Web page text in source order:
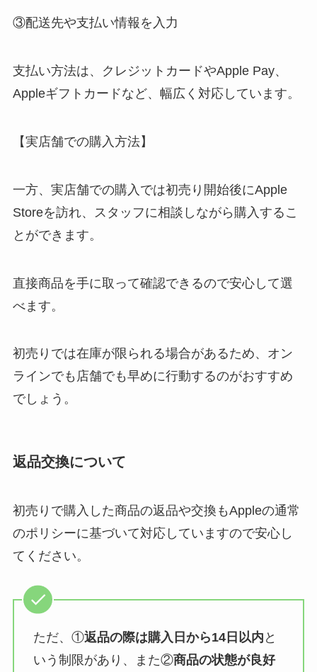
③配送先や支払い情報を入力
支払い方法は、クレジットカードやApple Pay、
Appleギフトカードなど、幅広く対応しています。
【実店舗での購入方法】
一方、実店舗での購入では初売り開始後にApple
Storeを訪れ、スタッフに相談しながら購入するこ
とができます。
直接商品を手に取って確認できるので安心して選
べます。
初売りでは在庫が限られる場合があるため、オン
ラインでも店舗でも早めに行動するのがおすすめ
でしょう。
返品交換について
初売りで購入した商品の返品や交換もAppleの通常
のポリシーに基づいて対応していますので安心し
てください。
ただ、①返品の際は購入日から14日以内 と
いう制限があり、また②商品の状態が良好